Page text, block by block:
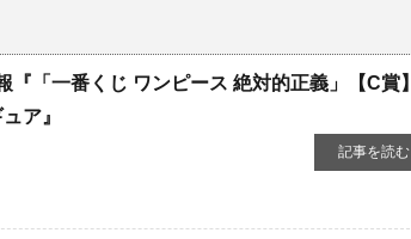
「一番くじ ワンピース 絶対的正義」【C賞】
ア』
記事を読む